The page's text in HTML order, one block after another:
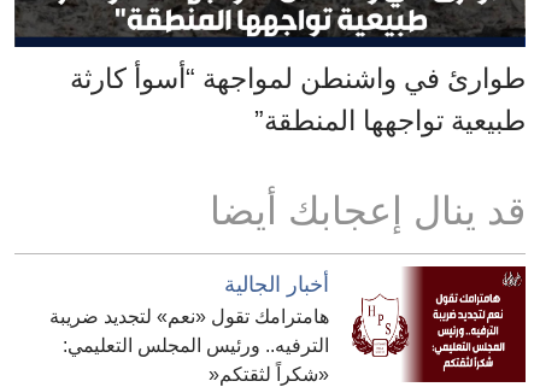
طوارئ في واشنطن لمواجهة “أسوأ كارثة
طبيعية تواجهها المنطقة”
قد ينال إعجابك أيضا
أخبار الجالية
هامترامك تقول «نعم» لتجديد ضريبة
الترفيه.. ورئيس المجلس التعليمي:
«شكراً لثقتكم«